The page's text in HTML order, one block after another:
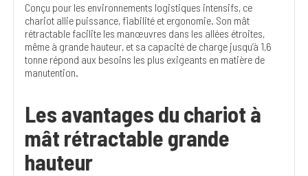
Conçu pour les environnements logistiques intensifs, ce
chariot allie puissance, fiabilité et ergonomie. Son mât
rétractable facilite les manœuvres dans les allées étroites,
même à grande hauteur, et sa capacité de charge jusqu’à 1,6
tonne répond aux besoins les plus exigeants en matière de
manutention.
Les avantages du chariot à
mât rétractable grande
hauteur